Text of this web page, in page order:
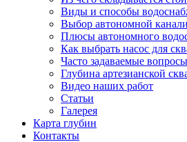
Виды и способы
Выбор автономной
Плюсы автономного
Как выбрать насос для
Часто задаваемые вопросы
Глубина артезианской
Видео наших работ
Статьи
Галерея
Карта глубин
Контакты